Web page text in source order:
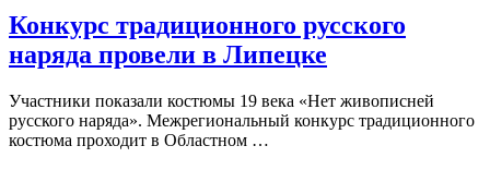
Конкурс традиционного русского
наряда провели в Липецке
Участники показали костюмы 19 века «Нет живописней
русского наряда». Межрегиональный конкурс традиционного
костюма проходит в Областном …